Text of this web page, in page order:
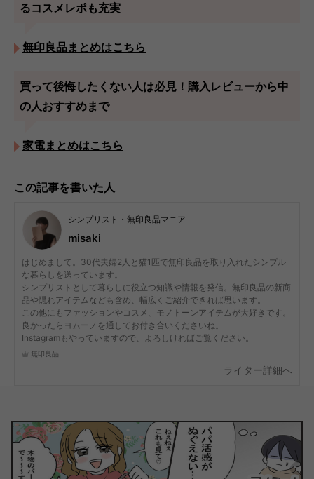
るコスメレポも充実
無印良品まとめはこちら
買って後悔したくない人は必見！購入レビューから中
の人おすすめまで
家電まとめはこちら
この記事を書いた人
シンプリスト・無印良品マニア
misaki
はじめまして。30代夫婦2人と猫1匹で無印良品を取り入れたシンプル
な暮らしを送っています。
シンプリストとして暮らしに役立つ知識や情報を発信。無印良品の新商
品や隠れアイテムなども含め、幅広くご紹介できれば思います。
この他にもファッションやコスメ、モノトーンアイテムが大好きです。
良かったらヨムーノを通してお付き合いくださいね。
Instagramもやっていますので、よろしければご覧ください。
無印良品
ライター詳細へ